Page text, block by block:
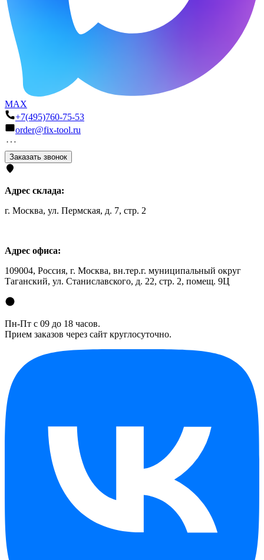
MAX
+7(495)760-75-53
order@fix-tool.ru
Заказать звонок
Адрес склада:
г. Москва, ул. Пермская, д. 7, стр. 2
Адрес офиса:
109004, Россия, г. Москва, вн.тер.г. муниципальный округ
Таганский, ул. Станиславского, д. 22, стр. 2, помещ. 9Ц
Пн-Пт с 09 до 18 часов.
Прием заказов через сайт круглосуточно.